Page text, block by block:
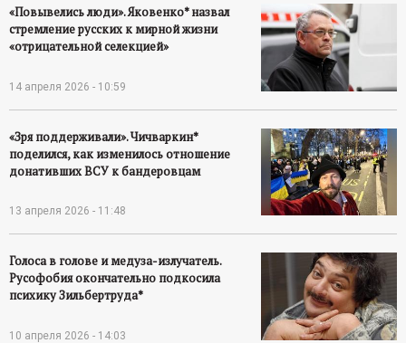
«Повывелись люди». Яковенко* назвал
стремление русских к мирной жизни
«отрицательной селекцией»
14 апреля 2026 - 10:59
«Зря поддерживали». Чичваркин*
поделился, как изменилось отношение
донативших ВСУ к бандеровцам
13 апреля 2026 - 11:48
Голоса в голове и медуза-излучатель.
Русофобия окончательно подкосила
психику Зильбертруда*
10 апреля 2026 - 14:03